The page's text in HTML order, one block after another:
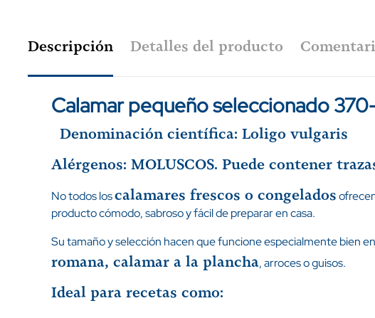
Descripción Detalles del producto
Calamar pequeño seleccionado
Denominación científica: Loligo vulgaris
Alérgenos: MOLUSCOS. Puede contener
No todos loscalamares frescos o congelados
producto cómodo, sabroso y fácil de preparar en casa.
Su tamaño y selección hacen que funcione especialmente bien
romana, calamar a la plancha, arroces o guisos.
Ideal para recetas como: